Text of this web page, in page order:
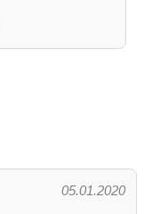
05.01.2020